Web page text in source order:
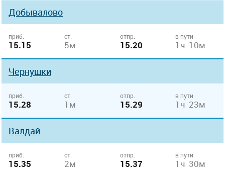
Добывалово
приб.
15.15
ст.
5м
отпр.
15.20
в пути
1ч 10м
Чернушки
приб.
15.28
ст.
1м
отпр.
15.29
в пути
1ч 23м
Валдай
приб.
15.35
ст.
2м
отпр.
15.37
в пути
1ч 30м